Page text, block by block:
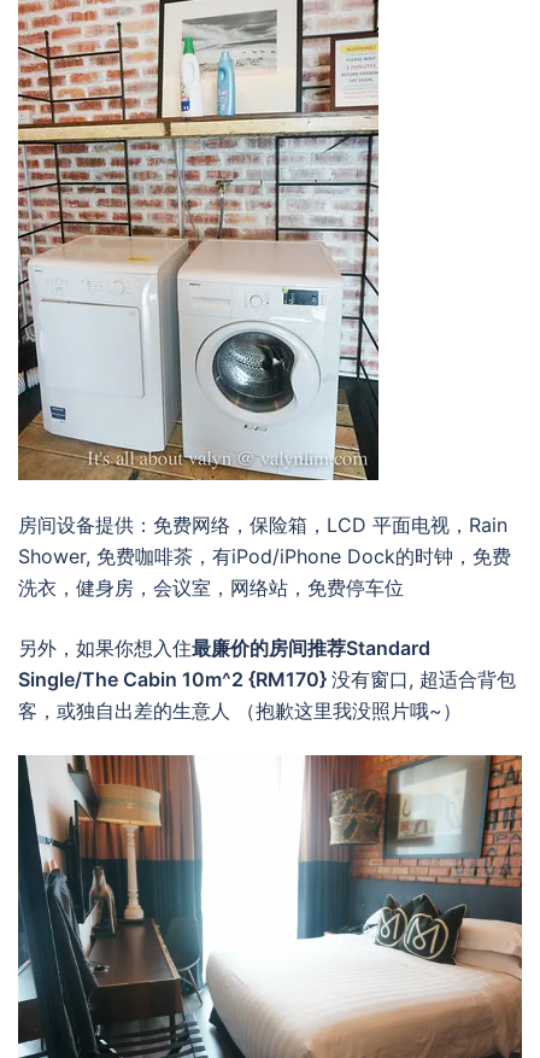
房间设备提供：免费网络，保险箱，LCD 平面电视，Rain
Shower, 免费咖啡茶，有iPod/iPhone Dock的时钟，免费
洗衣，健身房，会议室，网络站，免费停车位
另外，如果你想入住最廉价的房间推荐Standard
Single/The Cabin 10m^2 {RM170} 没有窗口, 超适合背包
客，或独自出差的生意人 （抱歉这里我没照片哦~）